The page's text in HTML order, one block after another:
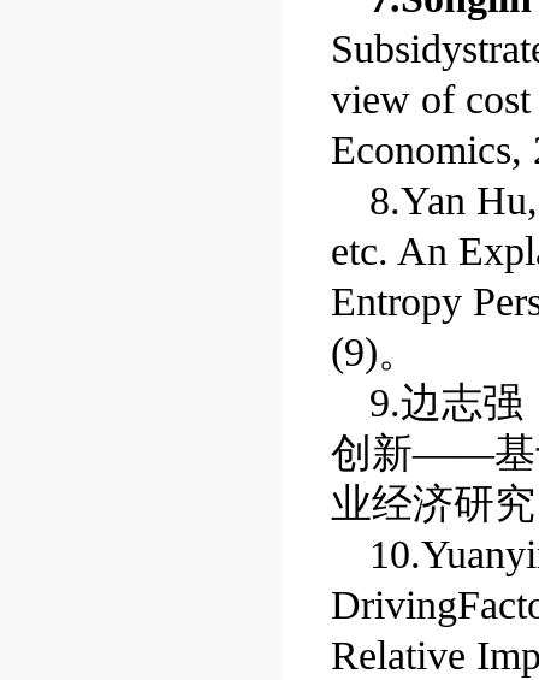
view of cost
Economics,
8.Yan
etc. An
Entropy
(9)。
9.边志强
创新——
业经济研
Relative